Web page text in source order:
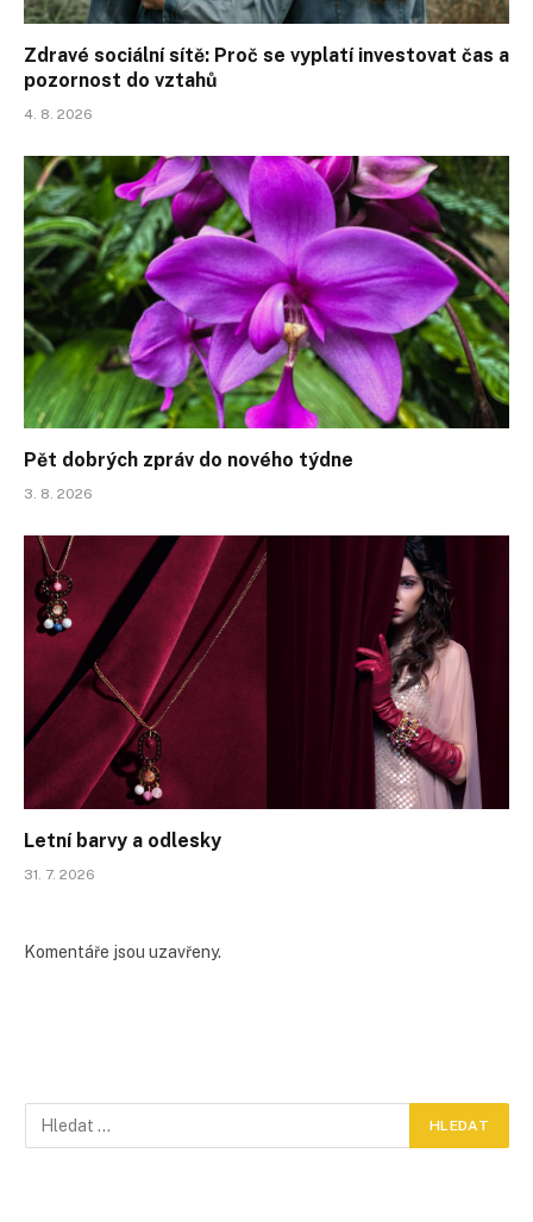
Zdravé sociální sítě: Proč se vyplatí investovat čas a
pozornost do vztahů
4. 8. 2026
Pět dobrých zpráv do nového týdne
3. 8. 2026
Letní barvy a odlesky
31. 7. 2026
Komentáře jsou uzavřeny.